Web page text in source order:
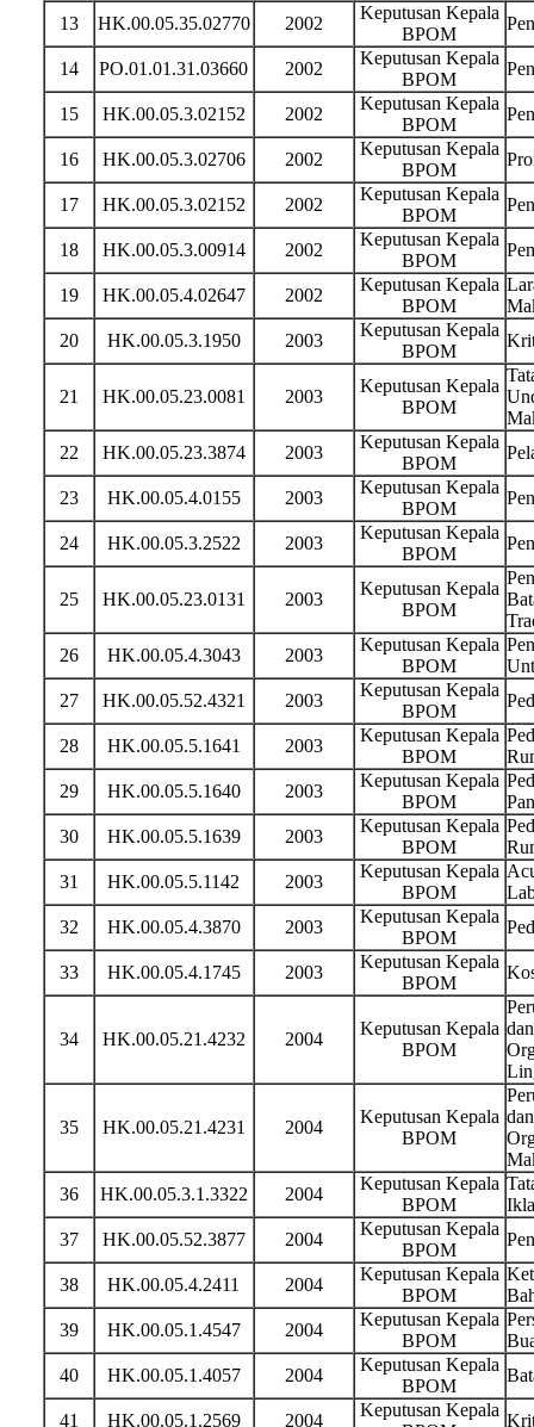
13 HK.00.05.35.02770 2002
Keputusan Kepala
BPOM
14 PO.01.01.31.03660 2002
Keputusan Kepala
BPOM
15 HK.00.05.3.02152 2002
Keputusan Kepala
BPOM
16 HK.00.05.3.02706 2002
Keputusan Kepala
BPOM
17 HK.00.05.3.02152 2002
Keputusan Kepala
BPOM
18 HK.00.05.3.00914 2002
Keputusan Kepala
BPOM
19 HK.00.05.4.02647 2002
Keputusan Kepala
BPOM
20
HK.00.05.3.1950 2003
Keputusan Kepala
BPOM
21 HK.00.05.23.0081 2003
Keputusan Kepala
BPOM
22
HK.00.05.23.3874 2003
Keputusan Kepala
BPOM
23 HK.00.05.4.0155 2003
Keputusan Kepala
BPOM
24 HK.00.05.3.2522 2003
Keputusan Kepala
BPOM
25 HK.00.05.23.0131 2003
Keputusan Kepala
BPOM
26
HK.00.05.4.3043 2003
Keputusan Kepala
BPOM
27
HK.00.05.52.4321 2003
Keputusan Kepala
BPOM
28 HK.00.05.5.1641 2003
Keputusan Kepala
BPOM
29
HK.00.05.5.1640 2003
Keputusan Kepala
BPOM
30
HK.00.05.5.1639 2003
Keputusan Kepala
BPOM
31
HK.00.05.5.1142 2003
Keputusan Kepala
BPOM
32
HK.00.05.4.3870 2003
Keputusan Kepala
BPOM
33 HK.00.05.4.1745 2003
Keputusan Kepala
BPOM
34 HK.00.05.21.4232 2004
Keputusan Kepala
BPOM
35 HK.00.05.21.4231 2004
Keputusan Kepala
BPOM
36
HK.00.05.3.1.3322 2004
Keputusan Kepala
BPOM
37
HK.00.05.52.3877 2004
Keputusan Kepala
BPOM
38 HK.00.05.4.2411 2004
Keputusan Kepala
BPOM
39
HK.00.05.1.4547 2004
Keputusan Kepala
BPOM
40
HK.00.05.1.4057 2004
Keputusan Kepala
BPOM
41 HK.00.05.1.2569 2004
Keputusan Kepala